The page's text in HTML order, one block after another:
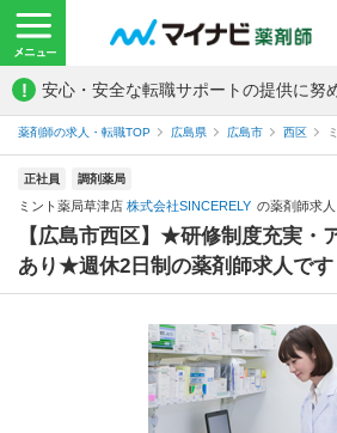
! 安心・安全な転職サポートの提供に努
薬剤師の求人・転職TOP 広島県 広島市 西区
正社員 調剤薬局
ミント薬局草津店 株式会社SINCERELY の薬剤師求人
【広島市西区】★研修制度充実・
あり★週休2日制の薬剤師求人です